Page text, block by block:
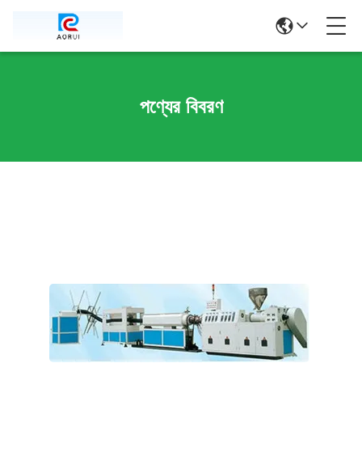
পণ্যের বিবরণ